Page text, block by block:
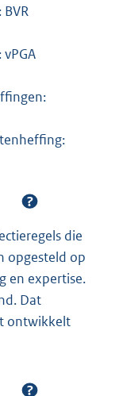
die
opgesteld op
en expertise.
Dat
ontwikkelt